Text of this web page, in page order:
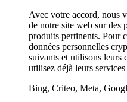
Avec votre accord, nous
de notre site web sur des
produits pertinents. Pour
données personnelles
suivants et utilisons leurs
utilisez déjà leurs services
Bing, Criteo, Meta,